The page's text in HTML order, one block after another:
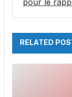
pour le
RELATED